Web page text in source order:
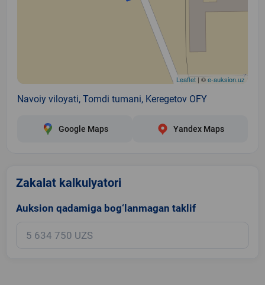
Leaflet | ©e-auksion.uz
Navoiy viloyati, Tomdi tumani, Keregetov OFY
Google Maps Yandex Maps
Zakalat kalkulyatori
Auksion qadamiga bog‘lanmagan taklif